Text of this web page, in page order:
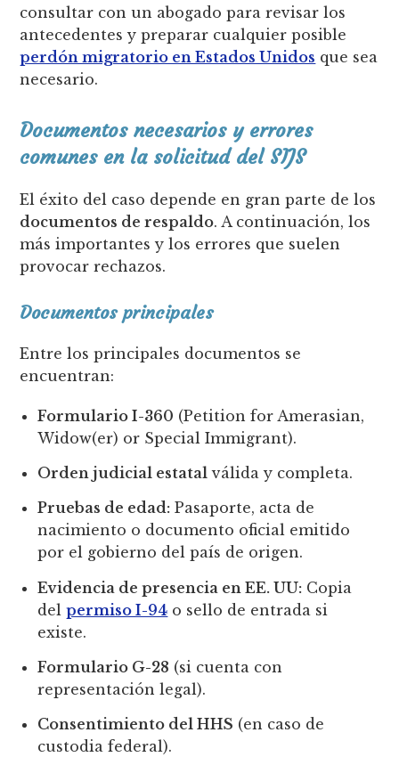
consultar con un abogado para revisar los
antecedentes y preparar cualquier posible
perdón migratorio en Estados Unidos que sea
necesario.
Documentos necesarios y errores
comunes en la solicitud del SIJS
El éxito del caso depende en gran parte de los
documentos de respaldo. A continuación, los
más importantes y los errores que suelen
provocar rechazos.
Documentos principales
Entre los principales documentos se
encuentran:
Formulario I-360 (Petition for Amerasian,
Widow(er) or Special Immigrant).
Orden judicial estatal válida y completa.
Pruebas de edad: Pasaporte, acta de
nacimiento o documento oficial emitido
por el gobierno del país de origen.
Evidencia de presencia en EE. UU: Copia
delpermiso I-94 o sello de entrada si
existe.
Formulario G-28 (si cuenta con
representación legal).
Consentimiento del HHS (en caso de
custodia federal).